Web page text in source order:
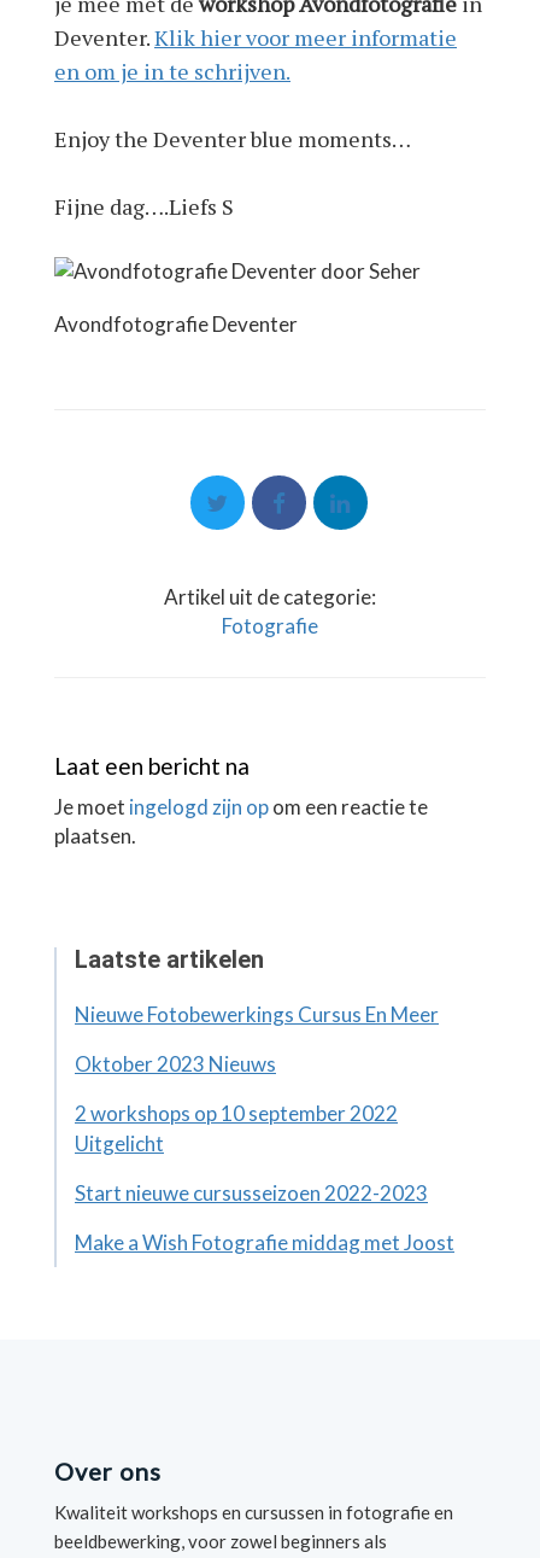
Deventer.Klik hier voor meer informatie
en om je in te schrijven.
Enjoy the Deventer blue moments…
Fijne dag….Liefs S
Avondfotografie Deventer
Artikel uit de categorie:
Fotografie
Laat een bericht na
Je moet ingelogd zijn opom een reactie te
plaatsen.
Laatste artikelen
Nieuwe Fotobewerkings Cursus En Meer
Oktober 2023 Nieuws
2 workshops op 10 september 2022
Uitgelicht
Start nieuwe cursusseizoen 2022-2023
Make a Wish Fotografie middag met Joost
Over ons
Kwaliteit workshops en cursussen in fotografie en
beeldbewerking, voor zowel beginners als